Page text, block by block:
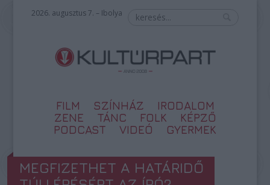
2026. augusztus 7. – Ibolya
FILM SZÍNHÁZ
IRODALOM
ZENE
TÁNC FOLK
KÉPZŐ
PODCAST
VIDEÓ GYERMEK
MEGFIZETHET A HATÁRIDŐ